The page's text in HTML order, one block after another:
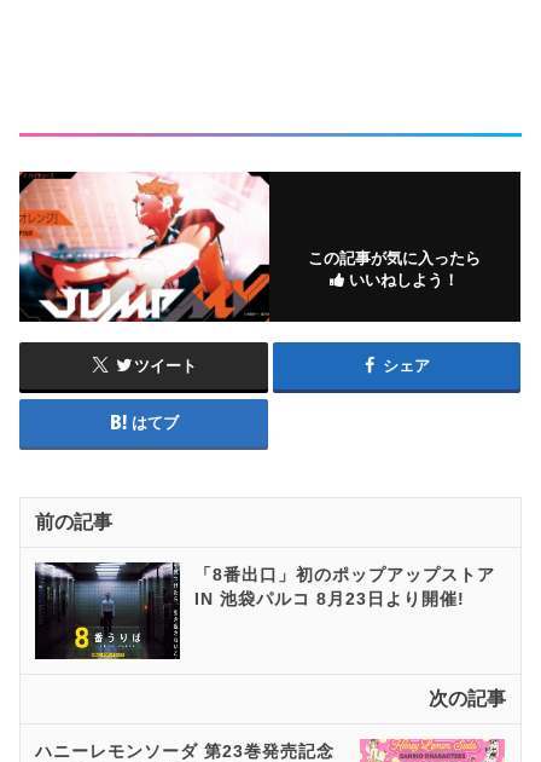
この記事が気に入ったら
いいねしよう！
ツイート シェア
はてブ
前の記事
「8番出口」初のポップアップストア
IN 池袋パルコ 8月23日より開催!
次の記事
ハニーレモンソーダ 第23巻発売記念